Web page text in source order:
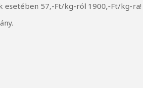
esetében 57,-Ft/kg-ról 1900,-Ft/kg-ra!